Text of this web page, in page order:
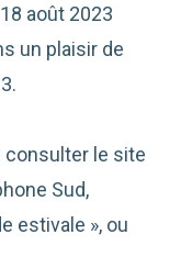
août 2023
un plaisir de
consulter le site
Sud,
estivale », ou